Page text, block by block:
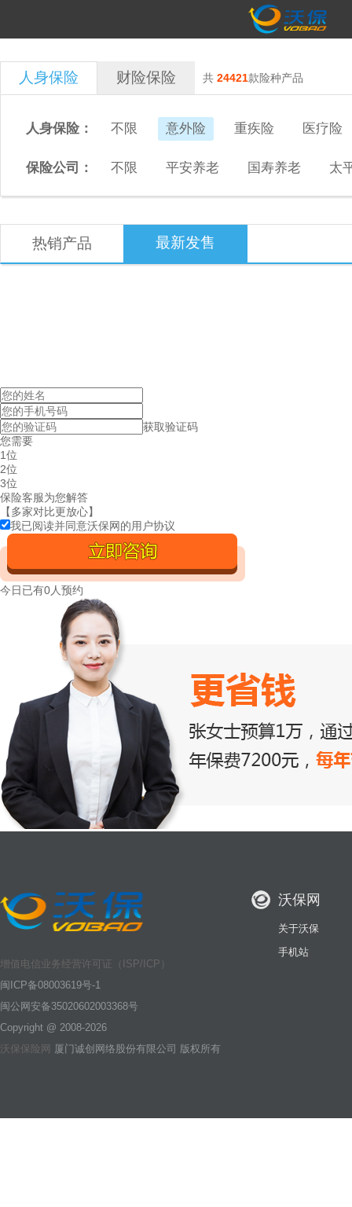
人身保险 财险保险 共 24421款险种产品
人身保险： 不限 意外险 重疾险 医疗险
保险公司： 不限 平安养老 国寿养老 太
热销产品 最新发售
获取验证码
您需要
1位
2位
3位
保险客服为您解答
【多家对比更放心】
我已阅读并同意沃保网的用户协议
今日已有0人预约
增值电信业务经营许可证（ISP/ICP）
闽ICP备08003619号-1
闽公网安备35020602003368号
Copyright @ 2008-2026
沃保保险网 厦门诚创网络股份有限公司 版权所有
沃保网
关于沃保
手机站